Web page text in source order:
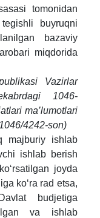
tomonidan
buyruqni
bazaviy
miqdorida
Vazirlar
1046-
ma’lumotlari
4242-son)
ishlab
ishlab berish
joyda
ko‘ra rad etsa,
budjetiga
va ishlab